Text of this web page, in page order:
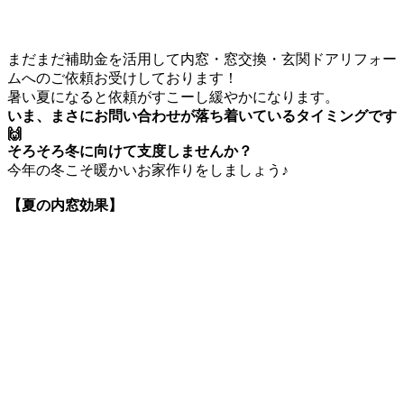
まだまだ補助金を活用して内窓・窓交換・玄関ドアリフォー
ムへのご依頼お受けしております！
暑い夏になると依頼がすこーし緩やかになります。
いま、まさにお問い合わせが落ち着いているタイミングです
🙌
そろそろ冬に向けて支度しませんか？
今年の冬こそ暖かいお家作りをしましょう♪
【夏の内窓効果】